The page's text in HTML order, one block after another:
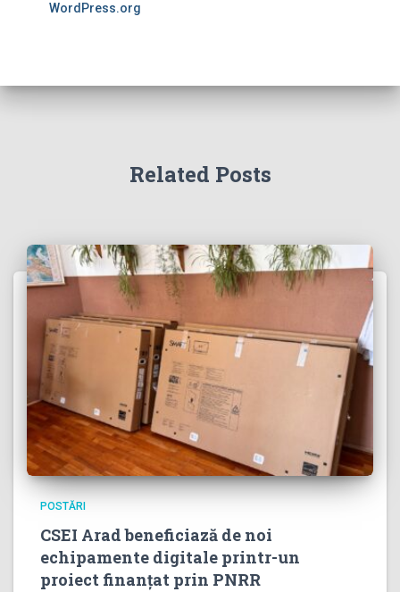
WordPress.org
Related Posts
POSTĂRI
CSEI Arad beneficiază de noi
echipamente digitale printr-un
proiect finanțat prin PNRR